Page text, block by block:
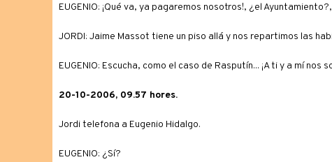
EUGENIO: ¡Qué va, ya pagaremos nosotros!, ¿el
JORDI: Jaime Massot tiene un piso allá y nos repartimos las
EUGENIO: Escucha, como el caso de Rasputín... ¡A ti y a mí
20-10-2006, 09.57 hores.
Jordi telefona a Eugenio Hidalgo.
EUGENIO: ¿Sí?